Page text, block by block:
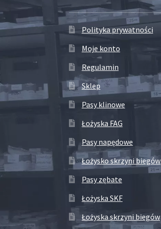
Polityka prywatności
Moje konto
Regulamin
Sklep
Pasy klinowe
Łożyska FAG
Pasy napędowe
Łożysko skrzyni biegów
Pasy zębate
Łożyska SKF
Łożyska skrzyni biegów